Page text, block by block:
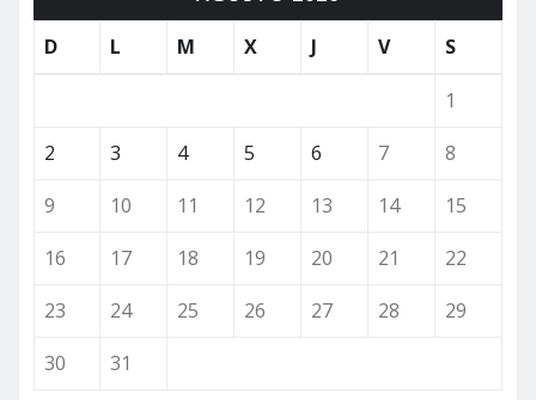
D
L M X J V S
1
2
3 4 5 6 7
8
9
10 11 12 13 14
15
16
17 18 19 20 21
22
23
24 25 26 27 28
29
30
31